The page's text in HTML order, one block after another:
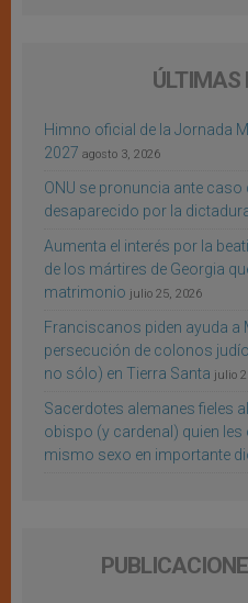
ÚLTIMAS
Himno oficial de la Jornada
2027 agosto 3, 2026
ONU se pronuncia ante
desaparecido por la
Aumenta el interés por la
de los mártires de Georgia
matrimonio julio 25, 2026
Franciscanos piden ayuda a
persecución de colonos
no sólo) en Tierra Santa julio
Sacerdotes alemanes fieles
obispo (y cardenal) quien les
mismo sexo en importante